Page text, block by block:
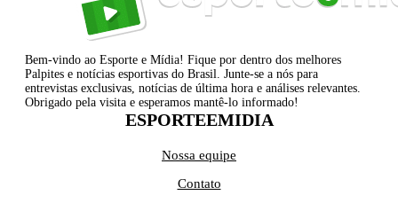
Bem-vindo ao Esporte e Mídia! Fique por dentro dos melhores
Palpites e notícias esportivas do Brasil. Junte-se a nós para
entrevistas exclusivas, notícias de última hora e análises relevantes.
Obrigado pela visita e esperamos mantê-lo informado!
ESPORTEEMIDIA
Nossa equipe
Contato